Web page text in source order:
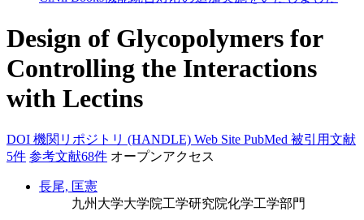
Design of Glycopolymers for
Controlling the Interactions
with Lectins
DOI 機関リポジトリ (HANDLE) Web Site PubMed 被引用文献
5件 参考文献68件 オープンアクセス
長尾, 匡憲
九州大学大学院工学研究院化学工学部門